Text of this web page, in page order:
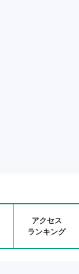
アクセス
ランキング